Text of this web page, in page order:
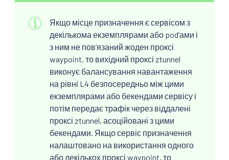
Якщо місце призначення є сервісом з
декількома екземплярами або podʼами і
з ним не пов’язаний жоден проксі
waypoint, то вихідний проксі ztunnel
виконує балансування навантаження
на рівні L4 безпосередньо між цими
екземплярами або бекендами сервісу і
потім передає трафік через віддалені
проксі ztunnel, асоційовані з цими
бекендами. Якщо сервіс призначення
налаштовано на використання одного
або декількох проксі waypoint, то